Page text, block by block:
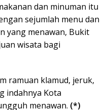
dan minuman itu
sejumlah menu dan
yang menawan, Bukit
wisata bagi
ramuan klamud, jeruk,
indahnya Kota
menawan. (*)